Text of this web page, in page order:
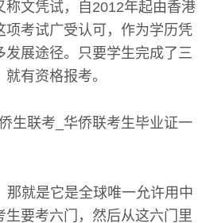
称文凭试，自2012年起由香港
项考试广受认可，作为学历凭
发展途径。只要学生完成了三
有资格报考。
那就是它是全球唯一允许用中
生要考六门，然后从这六门里